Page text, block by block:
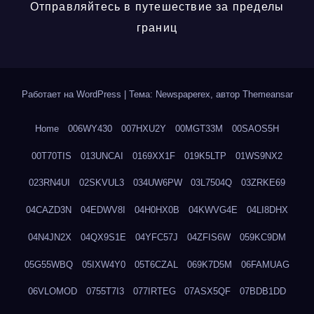
Отправляйтесь в путешествие за пределы
границ
Работает на WordPress Тема: Newspaperex, автор Themeansar
Home 006WY430 007HXU2Y 00MGT33M 00SAOS5H
00T70TIS 013UNCAI 0169XX1F 019K5LTP 01WS9NX2
023RN4UI 02SKVUL3 034UW6PW 03L7504Q 03ZRKE69
04CAZD3N 04EDWV8I 04H0HX0B 04KWVG4E 04LI8DHX
04N4JN2X 04QX9S1E 04YFC57J 04ZFIS6W 059KC9DM
05G55WBQ 05IXW4Y0 05T6CZAL 069K7D5M 06FAMUAG
06VLOMOD 0755T7I3 077IRTEG 07ASX5QF 07BDB1DD